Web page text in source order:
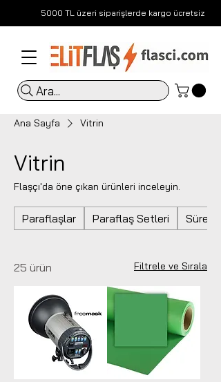
5000 TL üzeri siparişlerde kargo ücretsiz
Ara...
Ana Sayfa Vitrin
Vitrin
Flaşçı'da öne çıkan ürünleri inceleyin.
Paraflaşlar Paraflaş Setleri Sürekli
25 ürün Filtrele ve Sırala